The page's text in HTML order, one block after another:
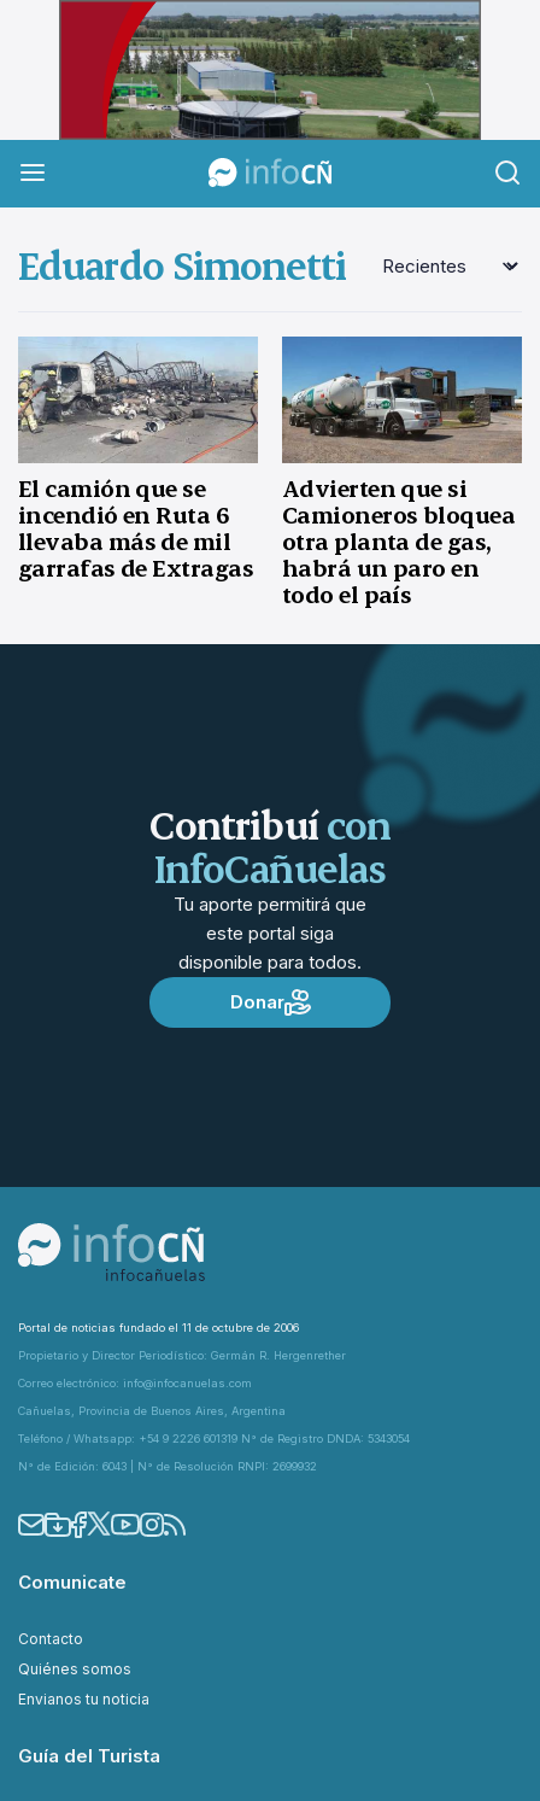
InfoCañuelas
Eduardo Simonetti
El camión que se
incendió en Ruta 6
llevaba más de mil
garrafas de Extragas
Advierten que si
Camioneros bloquea
otra planta de gas,
habrá un paro en
todo el país
Contribuícon
InfoCañuelas
Tu aporte permitirá que
este portal siga
disponible para todos.
Donar
Portal de noticias fundado el 11 de octubre de 2006
Propietario y Director Periodístico: Germán R. Hergenrether
Correo electrónico: info@infocanuelas.com
Cañuelas, Provincia de Buenos Aires, Argentina
Teléfono / Whatsapp: +54 9 2226 601319 N° de Registro DNDA: 5343054
N° de Edición: 6043 | N° de Resolución RNPI: 2699932
Comunicate
Contacto
Quiénes somos
Envianos tu noticia
Guía del Turista